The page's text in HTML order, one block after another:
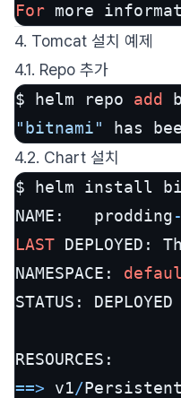
For more
4. Tomcat 설치 예제
4.1. Repo 추가
$ helm repo add
"bitnami"
has
4.2. Chart 설치
$ helm install
NAME:   prodding-
LAST DEPLOYED:
NAMESPACE:
STATUS: DEPLOYED
==> v1/